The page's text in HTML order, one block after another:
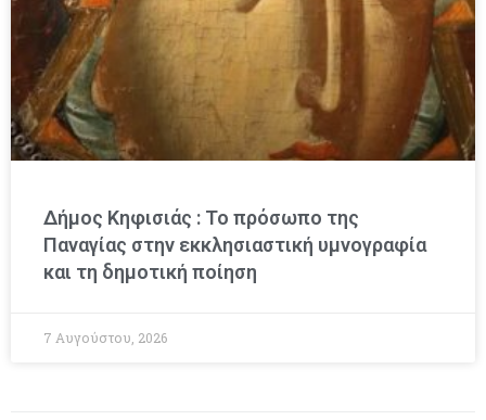
Δήμος Κηφισιάς : Το πρόσωπο της
Παναγίας στην εκκλησιαστική υμνογραφία
και τη δημοτική ποίηση
7 Αυγούστου, 2026